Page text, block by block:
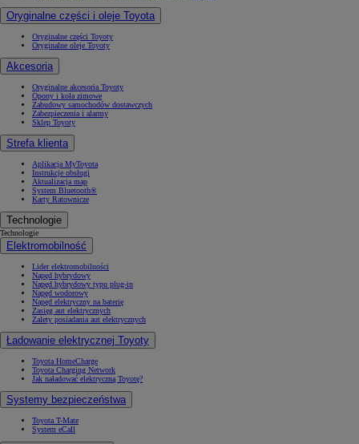
Oryginalne części i oleje Toyota
Oryginalne części Toyoty
Oryginalne oleje Toyoty
Akcesoria
Oryginalne akcesoria Toyoty
Opony i koła zimowe
Zabudowy samochodów dostawczych
Zabezpieczenia i alarmy
Sklep Toyoty
Strefa klienta
Aplikacja MyToyota
Instrukcje obsługi
Aktualizacja map
System Bluetooth®
Karty Ratownicze
Technologie
Technologie
Elektromobilność
Lider elektromobilności
Napęd hybrydowy
Napęd hybrydowy typu plug-in
Napęd wodorowy
Napęd elektryczny na baterię
Zasięg aut elektrycznych
Zalety posiadania aut elektrycznych
Ładowanie elektrycznej Toyoty
Toyota HomeCharge
Toyota Charging Network
Jak naładować elektryczną Toyotę?
Systemy bezpieczeństwa
Toyota T-Mate
System eCall